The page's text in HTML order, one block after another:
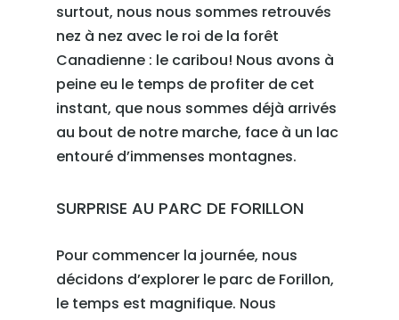
surtout, nous nous sommes retrouvés
nez à nez avec le roi de la forêt
Canadienne : le caribou! Nous avons à
peine eu le temps de profiter de cet
instant, que nous sommes déjà arrivés
au bout de notre marche, face à un lac
entouré d’immenses montagnes.
SURPRISE AU PARC DE FORILLON
Pour commencer la journée, nous
décidons d’explorer le parc de Forillon,
le temps est magnifique. Nous